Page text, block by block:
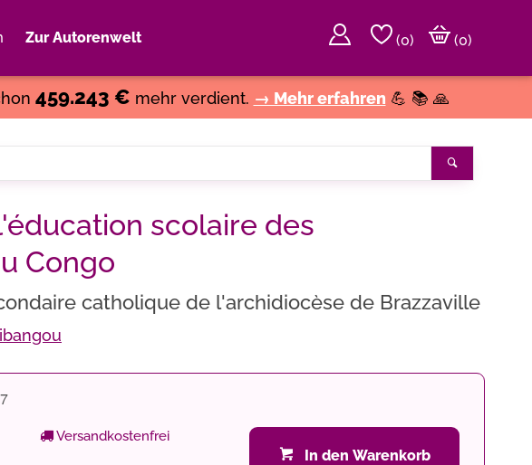
Zur Autorenwelt (0)
(0)
459.243 € mehr verdient. → Mehr erfahren 💪 📚 🙏
scolaire des
Congo
catholique de l'archidiocèse de Brazzaville
Versandkostenfrei
In den Warenkorb